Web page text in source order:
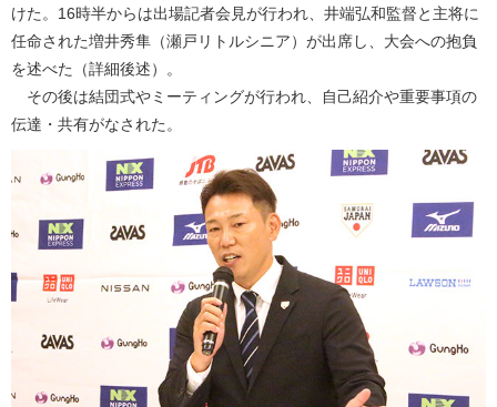
けた。16時半からは出場記者会見が行われ、井端弘和監督と主将に
任命された増井秀隼（瀬戸リトルシニア）が出席し、大会への抱負
を述べた（詳細後述）。
その後は結団式やミーティングが行われ、自己紹介や重要事項の
伝達・共有がなされた。